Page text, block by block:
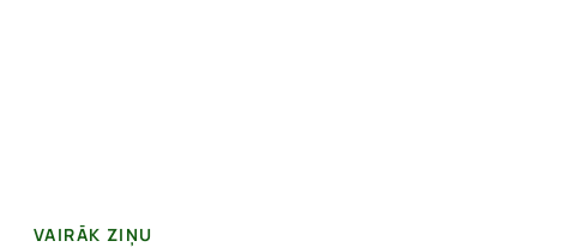
VAIRĀK ZIŅU